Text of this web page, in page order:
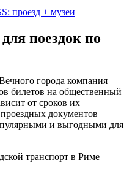
проезд + музеи
поездок по
города компания
билетов на общественный
от сроков их
документов
и выгодными для
транспорт в Риме